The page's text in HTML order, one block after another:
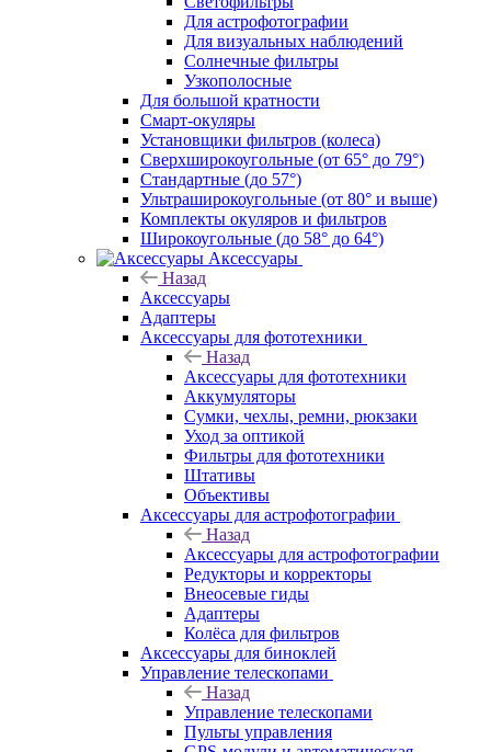
Для астрофотографии
Для визуальных наблюдений
Солнечные фильтры
Узкополосные
Для большой кратности
Смарт-окуляры
Установщики фильтров (колеса)
Сверхширокоугольные (от 65° до 79°)
Стандартные (до 57°)
Ультраширокоугольные (от 80° и выше)
Комплекты окуляров и фильтров
Широкоугольные (до 58° до 64°)
Аксессуары
Назад
Аксессуары
Адаптеры
Аксессуары для фототехники
Назад
Аксессуары для фототехники
Аккумуляторы
Сумки, чехлы, ремни, рюкзаки
Уход за оптикой
Фильтры для фототехники
Штативы
Объективы
Аксессуары для астрофотографии
Назад
Аксессуары для астрофотографии
Редукторы и корректоры
Внеосевые гиды
Адаптеры
Колёса для фильтров
Аксессуары для биноклей
Управление телескопами
Назад
Управление телескопами
Пульты управления